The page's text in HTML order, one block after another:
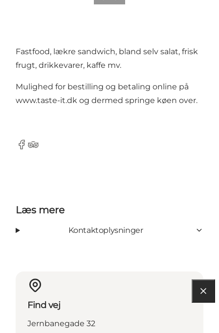
Fastfood, lækre sandwich, bland selv salat, frisk
frugt, drikkevarer, kaffe mv.
Mulighed for bestilling og betaling online på
www.taste-it.dk og dermed springe køen over.
Facebook
TripAdvisor
Læs mere
Kontaktoplysninger
Find vej
Jernbanegade 32